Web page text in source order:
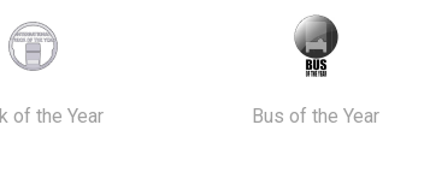
of the Year Bus of the Year